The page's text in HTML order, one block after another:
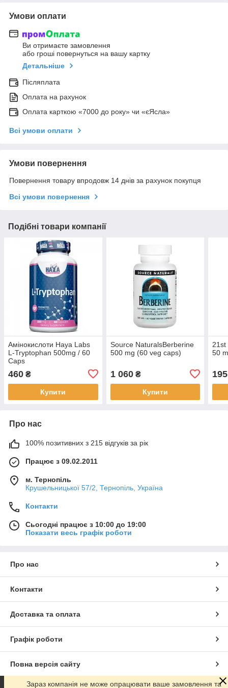
Умови оплати
Ви отримаєте замовлення
або гроші повернуться на вашу картку
Детальніше
Післяплата
Оплата на рахунок
Оплата карткою «7000 до року» чи «єЯсла»
Всі умови оплати
Умови повернення
Повернення товару впродовж 14 днів за рахунок покупця
Всі умови повернення
Подібні товари компанії
Амінокислоти Haya Labs
L-Tryptophan 500mg / 60
Caps
460 ₴
Купити
Source NaturalsBerberine
500 mg (60 veg caps)
1 060₴
Купити
21st
50
195
Про нас
100% позитивних з 215 відгуків за рік
Працює з 09.02.2011
м. Тернопіль
Крушельницької 57/2, Тернопіль, Україна
Контакти
Сьогодні працює з 10:00 до 19:00
Показати весь графік роботи
Про нас
Контакти
Доставка та оплата
Графік роботи
Повна версія сайту
Зараз компанія не може опрацювати ваше замовлення та